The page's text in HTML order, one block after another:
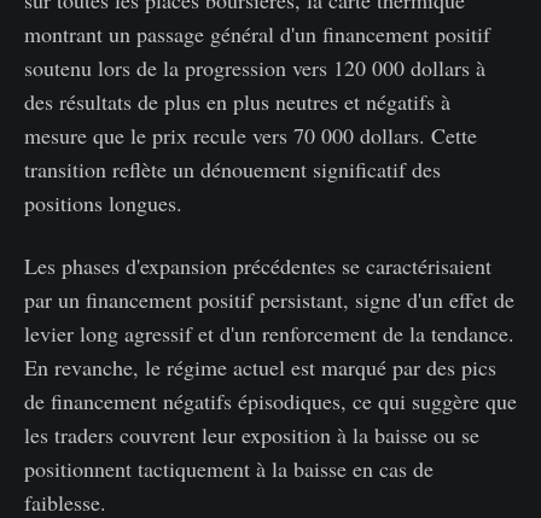
montrant un passage général d'un financement positif
soutenu lors de la progression vers 120 000 dollars à
des résultats de plus en plus neutres et négatifs à
mesure que le prix recule vers 70 000 dollars. Cette
transition reflète un dénouement significatif des
positions longues.
Les phases d'expansion précédentes se caractérisaient
par un financement positif persistant, signe d'un effet de
levier long agressif et d'un renforcement de la tendance.
En revanche, le régime actuel est marqué par des pics
de financement négatifs épisodiques, ce qui suggère que
les traders couvrent leur exposition à la baisse ou se
positionnent tactiquement à la baisse en cas de
faiblesse.